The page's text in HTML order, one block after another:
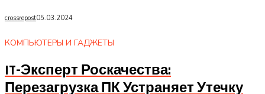
crossrepost05.03.2024
КОМПЬЮТЕРЫ И ГАДЖЕТЫ
IT-Эксперт Роскачества:
Перезагрузка ПК Устраняет Утечку